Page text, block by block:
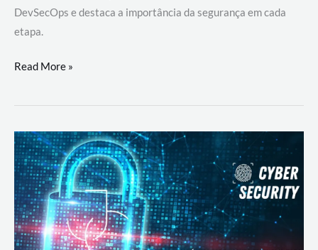
DevSecOps e destaca a importância da segurança em cada
etapa.
DevSecOps
Prática:
Desenvolvimento,
Segurança
e
Operações
Read More »